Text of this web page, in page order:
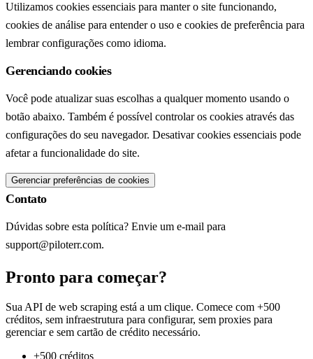
Utilizamos cookies essenciais para manter o site funcionando,
cookies de análise para entender o uso e cookies de preferência para
lembrar configurações como idioma.
Gerenciando cookies
Você pode atualizar suas escolhas a qualquer momento usando o
botão abaixo. Também é possível controlar os cookies através das
configurações do seu navegador. Desativar cookies essenciais pode
afetar a funcionalidade do site.
Gerenciar preferências de cookies
Contato
Dúvidas sobre esta política? Envie um e-mail para
support@piloterr.com.
Pronto para começar?
Sua API de web scraping está a um clique. Comece com +500
créditos, sem infraestrutura para configurar, sem proxies para
gerenciar e sem cartão de crédito necessário.
+500 créditos